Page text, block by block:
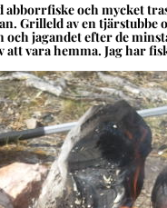
och mycket
Grilleld av en
och jagandet efter de
vara hemma. Jag har